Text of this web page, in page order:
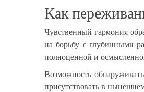
Как
Чувственный гармония
на борьбу с глубинными
полноценной и
Возможность
присутствовать в